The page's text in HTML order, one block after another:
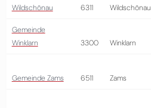
Wildschönau
6311 Wildschönau
Gemeinde
Winklarn
3300 Winklarn
Gemeinde Zams 6511 Zams